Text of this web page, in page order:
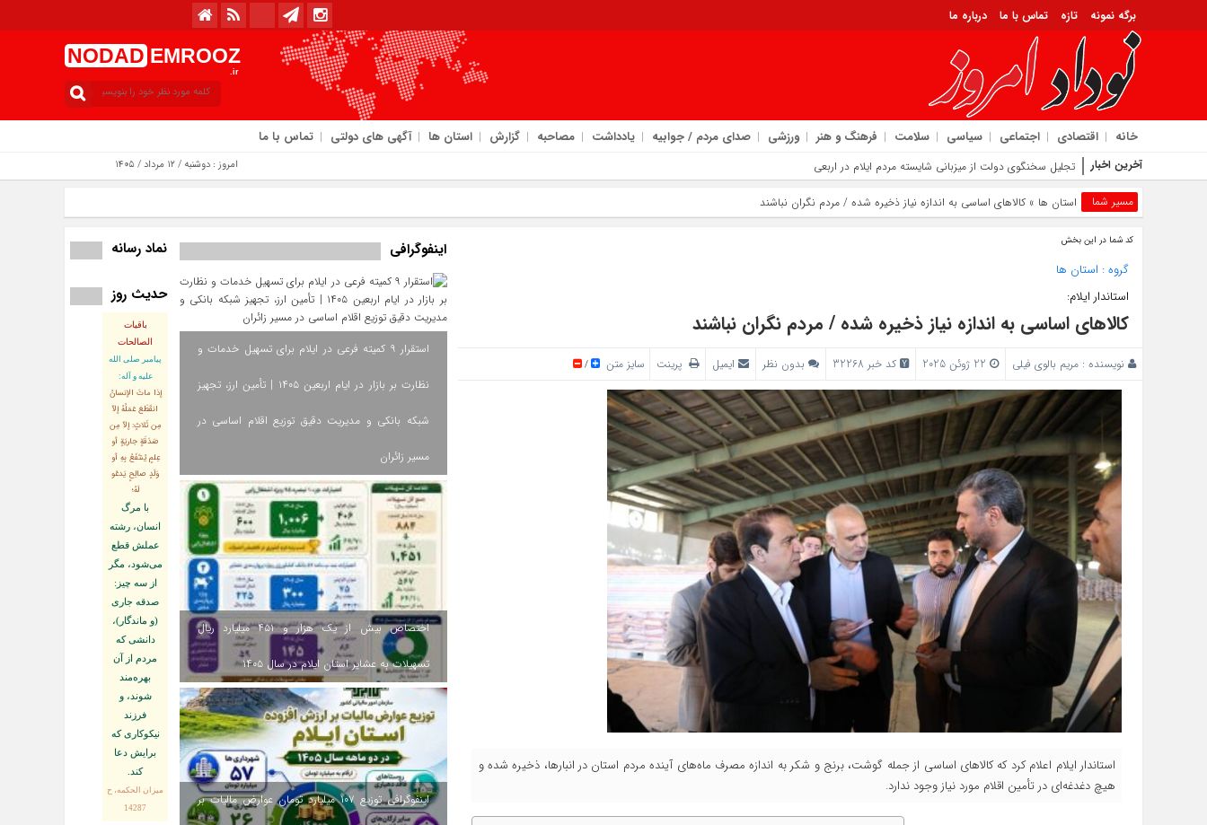
برگه نمونه تازه تماس با ما درباره ما
NODAD EMROOZ
.ir
خانه اقتصادی اجتماعی سیاسی سلامت فرهنگ و هنر ورزشی صدای مردم / جوابیه یادداشت مصاحبه گزارش استان ها آگهی های دولتی تماس با ما
آخرین اخبار تجلیل سخنگوی دولت از میزبانی شایسته مردم ایلام در اربعین | تأکید بر تداوم مسیر خدمت‌ رسانی با انس امروز : دوشنبه / ۱۲ مرداد / ۱۴۰۵
مسیر شما استان ها » کالاهای اساسی به اندازه نیاز ذخیره شده / مردم نگران نباشند
کد شما در این بخش
گروه : استان ها
استاندار ایلام:
کالاهای اساسی به اندازه نیاز ذخیره شده / مردم نگران نباشند
نویسنده : مریم بالوی فیلی کد خبر 32268 بدون نظر ایمیل پرینت سایز متن /
استاندار ایلام اعلام کرد که کالاهای اساسی از جمله گوشت، برنج و شکر به اندازه مصرف ماه‌های آینده مردم استان در انبارها، ذخیره شده و
هیچ دغدغه‌ای در تأمین اقلام مورد نیاز وجود ندارد.
اینفوگرافی
استقرار ۹ کمیته فرعی در ایلام برای تسهیل خدمات و
نظارت بر بازار در ایام اربعین ۱۴۰۵ | تأمین ارز، تجهیز
شبکه بانکی و مدیریت دقیق توزیع اقلام اساسی در
مسیر زائران
اختصاص بیش از یک هزار و ۴۵۱ میلیارد ریال
تسهیلات به عشایر استان ایلام در سال ۱۴۰۵
اینفوگرافی توزیع ۱۰۷ میلیارد تومان عوارض مالیات بر
نماد رسانه
حدیث روز
باقیات
الصالحات
پيامبر صلى‏ الله‏
عليه ‏و‏ آله:
إذا ماتَ الإنسانُ
انقَطَعَ عَمَلُهُ إلاّ
مِن ثَلاثٍ: إلاّ مِن
صَدَقَةٍ جاريَةٍ أو
عِلمٍ يُنتَفَعُ بِهِ أو
وَلَدٍ صالِحٍ يَدعُو
لَهُ؛
با مرگ
انسان، رشته
عملش قطع
مى‌شود، مگر
از سه چيز:
صدقه جارى
(و ماندگار)،
دانشى كه
مردم از آن
بهره‏‌مند
شوند، و
فرزند
نيكوكارى كه
برايش دعا
كند.
ميزان الحكمه، ح
14287